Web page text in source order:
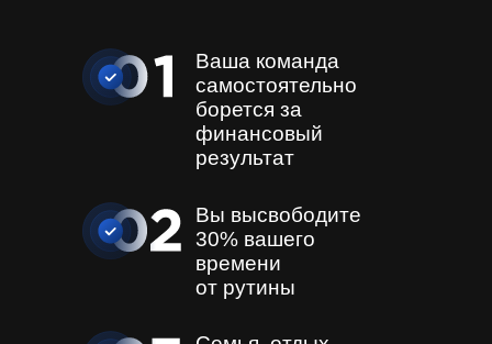
Ваша команда
самостоятельно
борется за
финансовый
результат
Вы высвободите
30% вашего
времени
от рутины